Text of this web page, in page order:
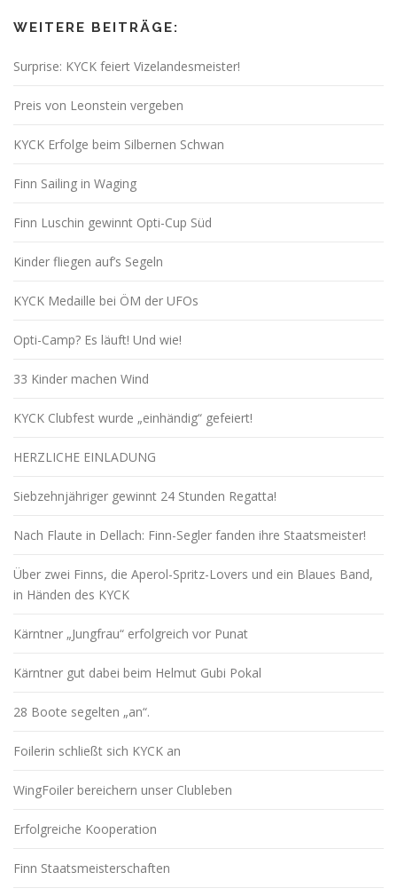
WEITERE BEITRÄGE:
Surprise: KYCK feiert Vizelandesmeister!
Preis von Leonstein vergeben
KYCK Erfolge beim Silbernen Schwan
Finn Sailing in Waging
Finn Luschin gewinnt Opti-Cup Süd
Kinder fliegen auf’s Segeln
KYCK Medaille bei ÖM der UFOs
Opti-Camp? Es läuft! Und wie!
33 Kinder machen Wind
KYCK Clubfest wurde „einhändig“ gefeiert!
HERZLICHE EINLADUNG
Siebzehnjähriger gewinnt 24 Stunden Regatta!
Nach Flaute in Dellach: Finn-Segler fanden ihre Staatsmeister!
Über zwei Finns, die Aperol-Spritz-Lovers und ein Blaues Band,
in Händen des KYCK
Kärntner „Jungfrau“ erfolgreich vor Punat
Kärntner gut dabei beim Helmut Gubi Pokal
28 Boote segelten „an“.
Foilerin schließt sich KYCK an
WingFoiler bereichern unser Clubleben
Erfolgreiche Kooperation
Finn Staatsmeisterschaften